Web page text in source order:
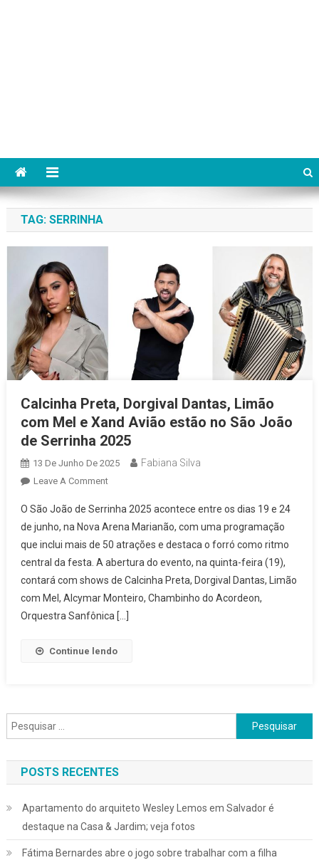
TAG: SERRINHA
Calcinha Preta, Dorgival Dantas, Limão
com Mel e Xand Avião estão no São João
de Serrinha 2025
13 De Junho De 2025 Fabiana Silva
Leave A CommentOn
Preta,
Dorgival
Dantas,
Limão
Com
Mel
E
Serrinha
2025
O São João de Serrinha 2025 acontece entre os dias 19 e 24
de junho, na Nova Arena Marianão, com uma programação
que inclui mais de 50 atrações e destaca o forró como ritmo
central da festa. A abertura do evento, na quinta-feira (19),
contará com shows de Calcinha Preta, Dorgival Dantas, Limão
com Mel, Alcymar Monteiro, Chambinho do Acordeon,
Orquestra Sanfônica […]
Continue lendo
Pesquisar
por:
POSTS RECENTES
Apartamento do arquiteto Wesley Lemos em Salvador é
destaque na Casa & Jardim; veja fotos
Fátima Bernardes abre o jogo sobre trabalhar com a filha